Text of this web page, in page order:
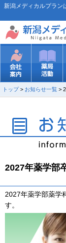
新潟メディカルプラン
トップ> お知らせ一覧 >
2027年薬学部
2027年薬学部薬学
す。